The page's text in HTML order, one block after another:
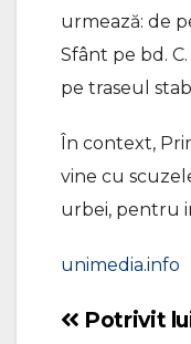
urmează: de
Sfânt pe bd.
pe traseul
În context,
vine cu
urbei, pentru
unimedia.info
Navigare
Potrivit